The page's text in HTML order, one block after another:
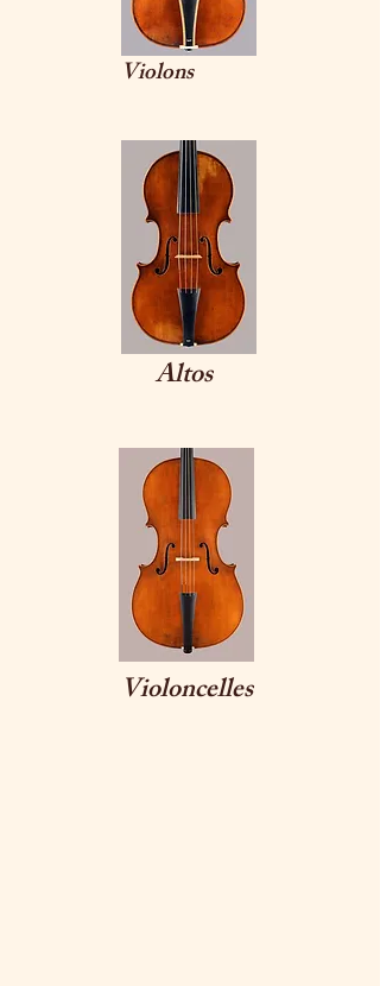
Violons
Altos
Violoncelles